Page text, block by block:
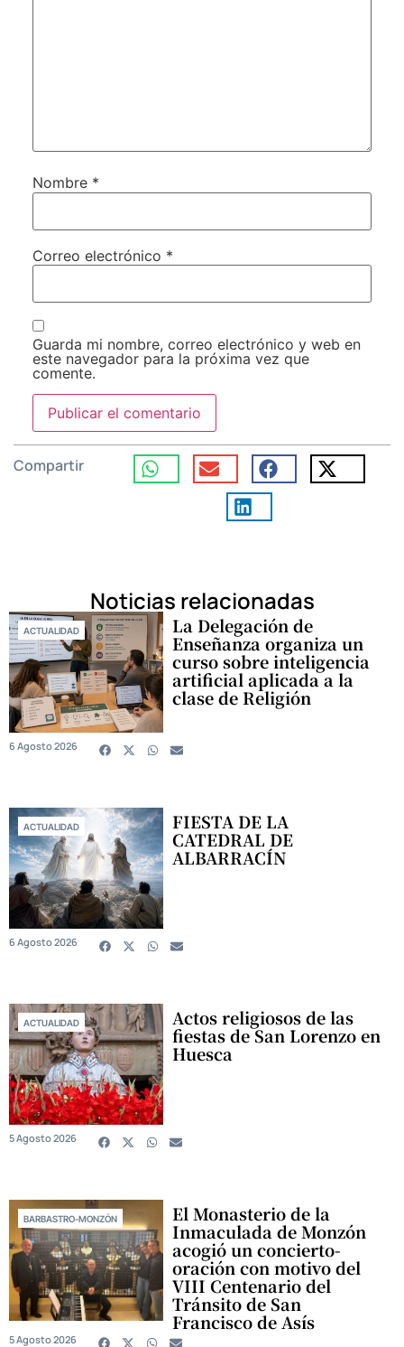
Nombre *
Correo electrónico *
Guarda mi nombre, correo electrónico y web en
este navegador para la próxima vez que
comente.
Compartir
Noticias relacionadas
ACTUALIDAD La Delegación de
Enseñanza organiza un
curso sobre inteligencia
artificial aplicada a la
clase de Religión
6 Agosto 2026
ACTUALIDAD FIESTA DE LA
CATEDRAL DE
ALBARRACÍN
6 Agosto 2026
ACTUALIDAD Actos religiosos de las
fiestas de San Lorenzo en
Huesca
5 Agosto 2026
BARBASTRO-MONZÓN El Monasterio de la
Inmaculada de Monzón
acogió un concierto-
oración con motivo del
VIII Centenario del
Tránsito de San
Francisco de Asís
5 Agosto 2026